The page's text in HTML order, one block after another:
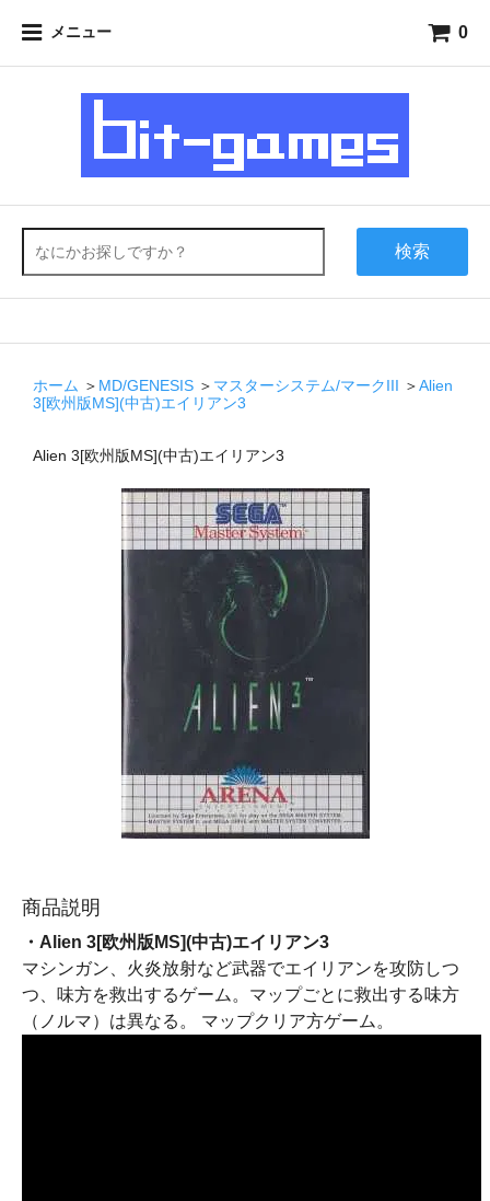
メニュー 0
検索
ホーム ＞ MD/GENESIS ＞ マスターシステム/マークIII ＞Alien
3[欧州版MS](中古)エイリアン3
Alien 3[欧州版MS](中古)エイリアン3
商品説明
・Alien 3[欧州版MS](中古)エイリアン3
マシンガン、火炎放射など武器でエイリアンを攻防しつ
つ、味方を救出するゲーム。マップごとに救出する味方
（ノルマ）は異なる。 マップクリア方ゲーム。